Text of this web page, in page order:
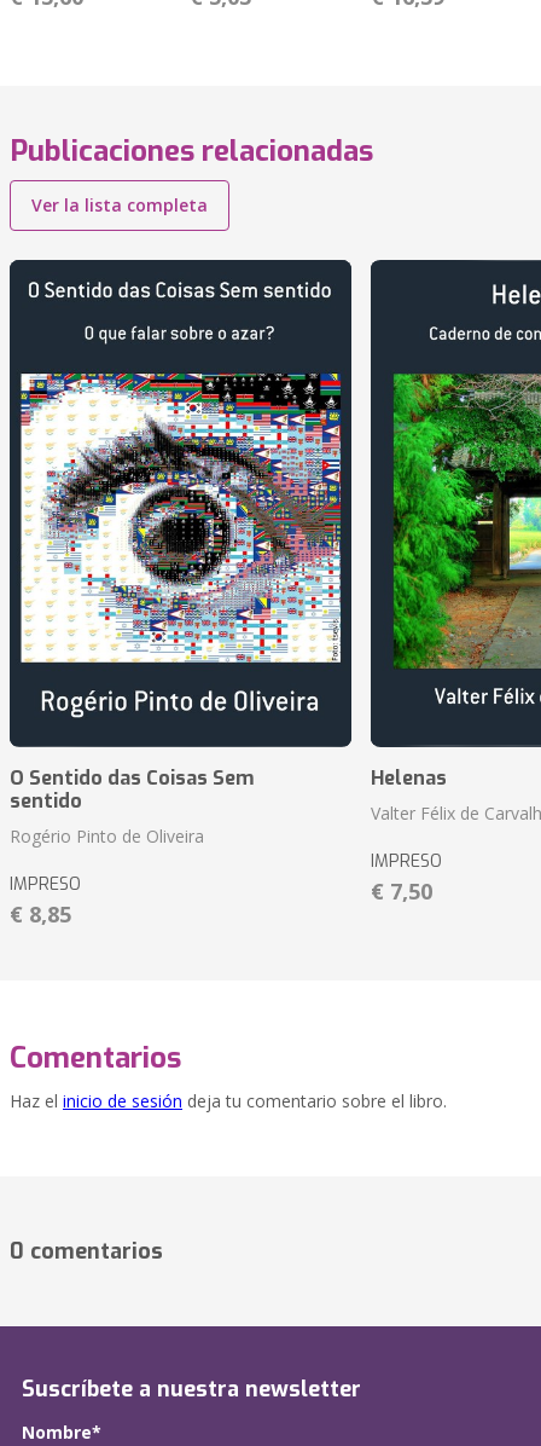
Publicaciones relacionadas
Ver la lista completa
O Sentido das Coisas Sem
sentido
Rogério Pinto de Oliveira
IMPRESO
€ 8,85
Helenas
Valter Félix de
IMPRESO
€ 7,50
Comentarios
Haz el inicio de sesión deja tu comentario sobre el libro.
0 comentarios
Suscríbete a nuestra newsletter
Nombre*